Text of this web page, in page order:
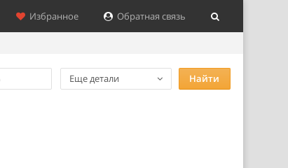
Избранное Обратная связь
Еще детали Найти